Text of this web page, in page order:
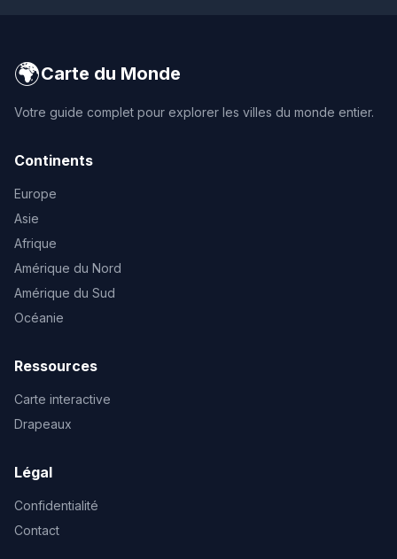
🌍Carte du Monde
Votre guide complet pour explorer les villes du monde entier.
Continents
Europe
Asie
Afrique
Amérique du Nord
Amérique du Sud
Océanie
Ressources
Carte interactive
Drapeaux
Légal
Confidentialité
Contact